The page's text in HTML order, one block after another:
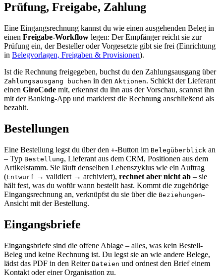
Prüfung, Freigabe, Zahlung
Eine Eingangsrechnung kannst du wie einen ausgehenden Beleg in
einen Freigabe-Workflow legen: Der Empfänger reicht sie zur
Prüfung ein, der Besteller oder Vorgesetzte gibt sie frei (Einrichtung
in Belegvorlagen, Freigaben & Provisionen).
Ist die Rechnung freigegeben, buchst du den Zahlungsausgang über
Zahlungsausgang buchen in den Aktionen. Schickt der Lieferant
einen GiroCode mit, erkennst du ihn aus der Vorschau, scannst ihn
mit der Banking-App und markierst die Rechnung anschließend als
bezahlt.
Bestellungen
Eine Bestellung legst du über den +-Button im Belegüberblick an
– Typ Bestellung, Lieferant aus dem CRM, Positionen aus dem
Artikelstamm. Sie läuft denselben Lebenszyklus wie ein Auftrag
(Entwurf → validiert → archiviert), rechnet aber nicht ab – sie
hält fest, was du wofür wann bestellt hast. Kommt die zugehörige
Eingangsrechnung an, verknüpfst du sie über die Beziehungen-
Ansicht mit der Bestellung.
Eingangsbriefe
Eingangsbriefe sind die offene Ablage – alles, was kein Bestell-
Beleg und keine Rechnung ist. Du legst sie an wie andere Belege,
lädst das PDF in den Reiter Dateien und ordnest den Brief einem
Kontakt oder einer Organisation zu.